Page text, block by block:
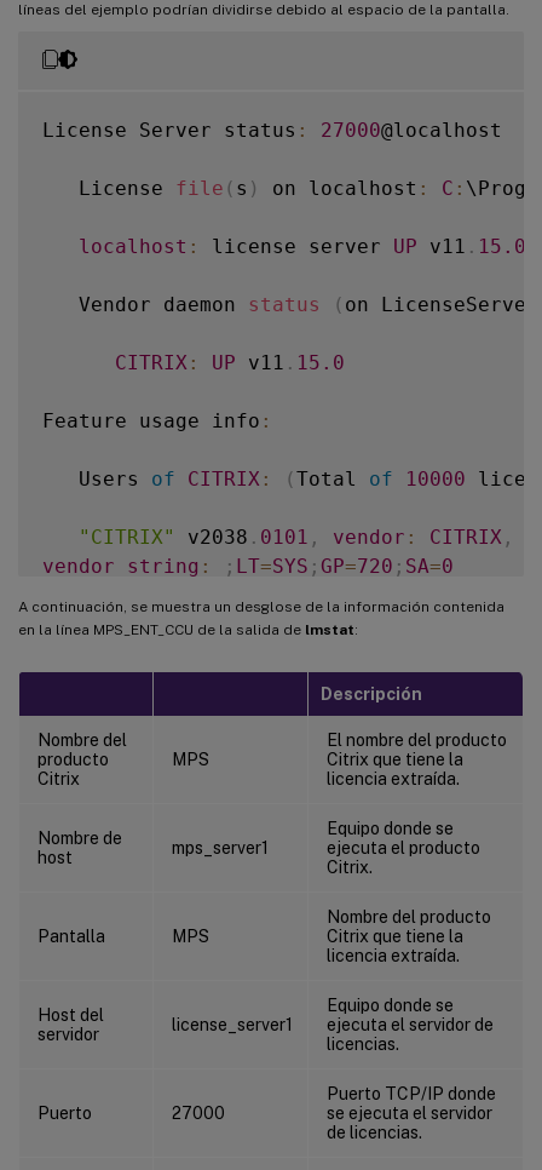
líneas del ejemplo podrían dividirse debido al espacio de la pantalla.
License Server status : 27000@localhost
   License
file ( s ) on localhost : C :
localhost : license server UP v11 . 15.0
   Vendor daemon
status ( on LicenseServer
CITRIX : UP v11 . 15.0
Feature usage info :
   Users
of CITRIX : (Total of 10000
"CITRIX" v2038 . 0101 , vendor : CITRIX ,
vendor_string : ; LT=SYS ; GP=720 ; SA=0
Users of CTXLSDIAG: (Total of 10000
Users XDT_PLT_CCS Total of 200000
"XDT_PLT_CCS" 1201, vendor
vendor_string: ; LT = Retail;GP=720;PSL=
XDT DDCAux- citrix.com XDT 00001
citrix.com XDT
A continuación, se muestra un desglose de la información contenida
en la línea MPS_ENT_CCU de la salida de lmstat:
Descripción
Nombre del
producto
Citrix
MPS
El nombre del producto
Citrix que tiene la
licencia extraída.
Nombre de
host
mps_server1
Equipo donde se
ejecuta el producto
Citrix.
Pantalla MPS
Nombre del producto
Citrix que tiene la
licencia extraída.
Host del
servidor
license_server1
Equipo donde se
ejecuta el servidor de
licencias.
Puerto 27000
Puerto TCP/IP donde
se ejecuta el servidor
de licencias.